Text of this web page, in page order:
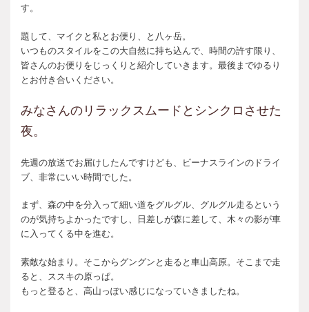
す。
題して、マイクと私とお便り、と八ヶ岳。
いつものスタイルをこの大自然に持ち込んで、時間の許す限り、
皆さんのお便りをじっくりと紹介していきます。最後までゆるり
とお付き合いください。
みなさんのリラックスムードとシンクロさせた
夜。
先週の放送でお届けしたんですけども、ビーナスラインのドライ
ブ、非常にいい時間でした。
まず、森の中を分入って細い道をグルグル、グルグル走るという
のが気持ちよかったですし、日差しが森に差して、木々の影が車
に入ってくる中を進む。
素敵な始まり。そこからグングンと走ると車山高原。そこまで走
ると、ススキの原っぱ。
もっと登ると、高山っぽい感じになっていきましたね。